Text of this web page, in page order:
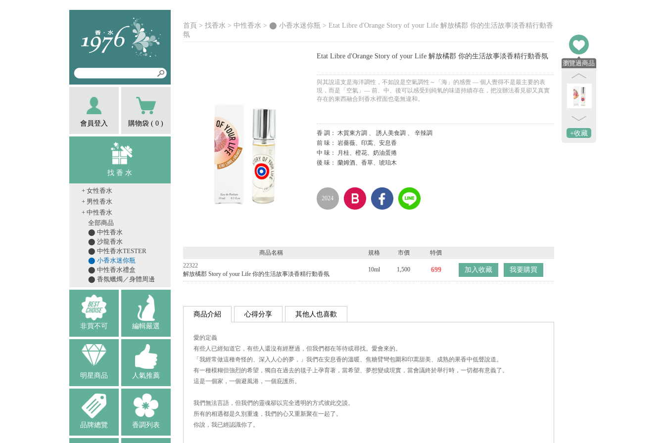
會員登入 購物袋 ( 0 )
找 香 水
+ 女性香水
+ 男性香水
+ 中性香水
全部商品
⬤ 中性香水
⬤ 沙龍香水
⬤ 中性香水TESTER
⬤ 小香水迷你瓶
⬤ 中性香水禮盒
⬤ 香氛蠟燭／身體周邊
非買不可 編輯嚴選
明星商品 人氣推薦
品牌總覽 香調列表
首頁 > 找香水 > 中性香水 > ⬤ 小香水迷你瓶> Etat Libre d'Orange Story of your Life 解放橘郡 你的生活故事淡香精行動香
氛
Etat Libre d'Orange Story of your Life 解放橘郡 你的生活故事淡香精行動香氛
與其說這支是海洋調性，不如說是空氣調性～「海」的感覺 — 個人覺得不是最主要的表
現，而是「空氣」— 前、中、後可以感受到純氧的味道持續存在，把沒辦法看見卻又真實
存在的東西融合到香水裡面也毫無違和。
香 調： 木質東方調 、 誘人美食調 、 辛辣調
前 味： 岩薔薇、印蒿、安息香
中 味： 月桂、橙花、奶油蛋捲
後 味： 蘭姆酒、香草、琥珀木
2024
商品名稱 規格 市價
特價
22322
解放橘郡 Story of your Life 你的生活故事淡香精行動香氛
10ml 1,500 699 加入收藏 我要購買
商品介紹 心得分享 其他人也喜歡
愛的定義
有些人已經知道它，有些人還沒有經歷過，但我們都在等待或尋找。愛會來的。
「我經常做這種奇怪的、深入人心的夢，」我們在安息香的溫暖、焦糖臂彎包圍和印蒿甜美、成熟的果香中低聲說道。
有一種模糊但強烈的希望，獨自在過去的毯子上孕育著，當希望、夢想變成現實，當會議終於舉行時，一切都有意義了。
這是一個家，一個避風港，一個庇護所。
我們無法言語，但我們的靈魂卻以完全透明的方式彼此交談。
所有的相遇都是久別重逢，我們的心又重新聚在一起了。
你說，我已經認識你了。
瀏覽過商品
+收藏